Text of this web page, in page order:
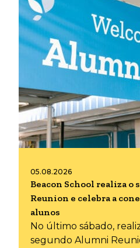
05.08.2026
Beacon School realiza o
Reunion e celebra a
alunos
No último sábado,
segundo Alumni